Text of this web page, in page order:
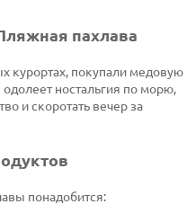
пахлава
курортах, покупали медовую
ностальгия по морю,
и скоротать вечер за
понадобится: